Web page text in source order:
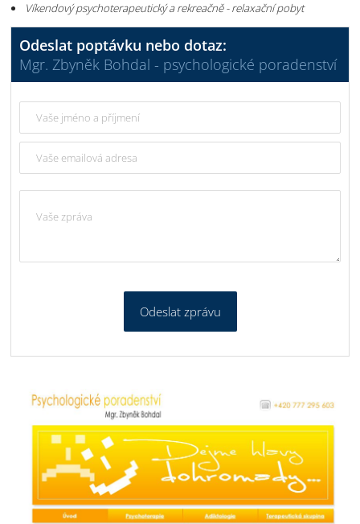
Víkendový psychoterapeutický a rekreačně - relaxační pobyt
Odeslat poptávku nebo dotaz:
Mgr. Zbyněk Bohdal - psychologické poradenství
Odeslat zprávu